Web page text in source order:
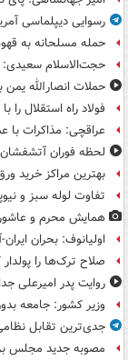
رسوایی دیپلماسی
حمله مسلحانه به قهوه‌خانه‌ای
حجت‌الاسلام سعیدی:
حملات انصارالله یمن
فولاد راه استقلال را
عراقچی: مذاکرات با
لحظه فوران
بهترین مراکز خرید
تفاوت لوله سبز و
همایش محرم و عاشورا
اولیانوف: بحران
صلاح ترک‌ها را پولدار
روایت پدر امیرعلی
وزیر کشور: جامعه
جدی‌ترین تقابل
مصوبه جدید مجلس